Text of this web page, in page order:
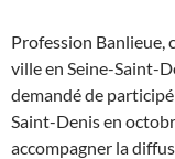
Profession Banlieue,
ville en Seine-Saint-
demandé de
Saint-Denis en
accompagner la